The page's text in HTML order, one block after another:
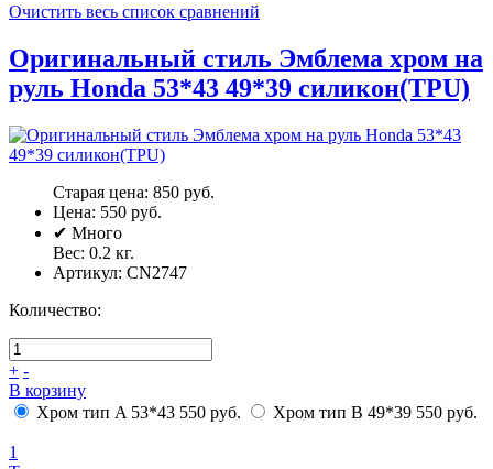
Очистить весь список сравнений
Оригинальный стиль Эмблема хром на
руль Honda 53*43 49*39 силикон(TPU)
Старая цена: 850 руб.
Цена: 550 руб.
✔ Много
Вес: 0.2 кг.
Артикул: CN2747
Количество:
+ -
В корзину
Хром тип A 53*43 550 руб. Хром тип B 49*39 550 руб.
1